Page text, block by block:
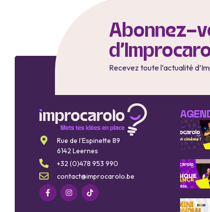
Abonnez-
Recevez toute l’actualité
Rue de l’Espinette 89
6142 Leernes
+32 (0)478 953 990
contact@improcarolo.be